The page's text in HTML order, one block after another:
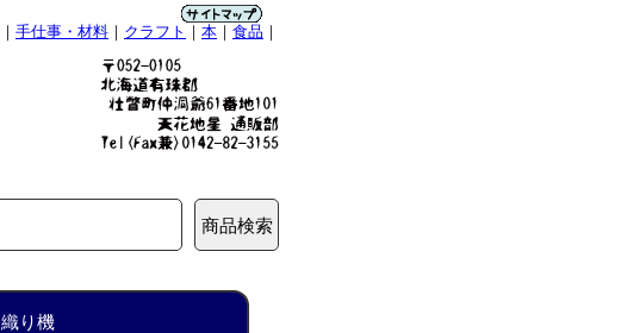
｜ 手仕事・材料 ｜ クラフト ｜ 本 ｜ 食品 ｜
織り機